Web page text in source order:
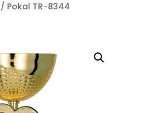
/ Pokal TR-8344